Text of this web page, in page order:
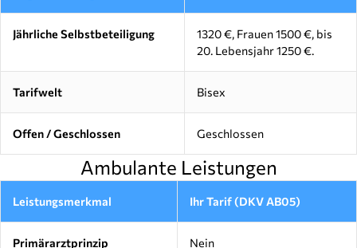
Jährliche Selbstbeteiligung
1320 €, Frauen 1500 €, bis
20. Lebensjahr 1250 €.
Tarifwelt Bisex
Offen / Geschlossen Geschlossen
Ambulante Leistungen
Leistungsmerkmal Ihr Tarif (DKV AB05)
Primärarztprinzip Nein